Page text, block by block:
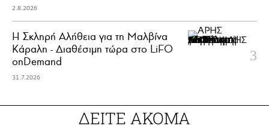
2.8.2026
Η Σκληρή Αλήθεια για τη Μαλβίνα
Κάραλη - Διαθέσιμη τώρα στo LiFO
onDemand
31.7.2026
ΔΕΙΤΕ ΑΚΟΜΑ